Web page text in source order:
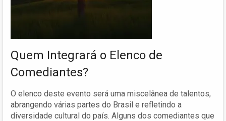
Quem Integrará o Elenco de
Comediantes?
O elenco deste evento será uma miscelânea de talentos,
abrangendo várias partes do Brasil e refletindo a
diversidade cultural do país. Alguns dos comediantes que